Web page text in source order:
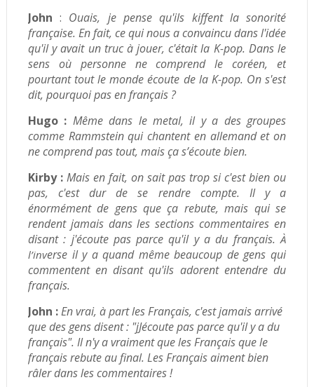
John : Ouais, je pense qu'ils kiffent la sonorité
française. En fait, ce qui nous a convaincu dans l'idée
qu'il y avait un truc à jouer, c'était la K-pop. Dans le
sens où personne ne comprend le coréen, et
pourtant tout le monde écoute de la K-pop. On s'est
dit, pourquoi pas en français ?
Hugo : Même dans le metal, il y a des groupes
comme Rammstein qui chantent en allemand et on
ne comprend pas tout, mais ça s’écoute bien.
Kirby : Mais en fait, on sait pas trop si c'est bien ou
pas, c'est dur de se rendre compte. Il y a
énormément de gens que ça rebute, mais qui se
rendent jamais dans les sections commentaires en
disant : j'écoute pas parce qu'il y a du français.À
l’inverse il y a quand même beaucoup de gens qui
commentent en disant qu'ils adorent entendre du
français.
John :En vrai, à part les Français, c'est jamais arrivé
que des gens disent : "jJécoute pas parce qu'il y a du
français". Il n'y a vraiment que les Français que le
français rebute au final. Les Français aiment bien
râler dans les commentaires !